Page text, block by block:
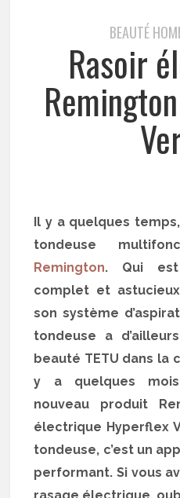
BEAUTÉ
Rasoir
Il y a quelques
tondeuse
Remington. Qui
complet et
son système
tondeuse a
beauté TETU dans la
y a quelques
nouveau produit
électrique Hyperflex
tondeuse, c’est un
performant. Si vous